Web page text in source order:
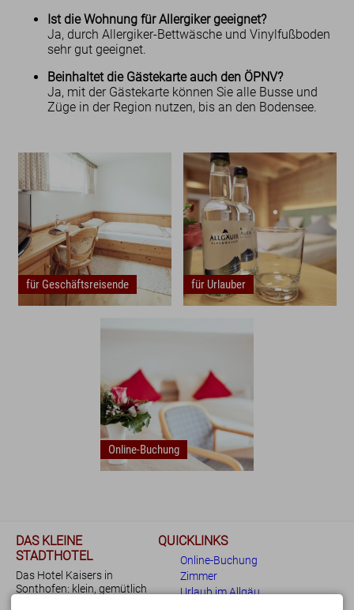
Ist die Wohnung für Allergiker geeignet?
Ja, durch Allergiker-Bettwäsche und Vinylfußboden
sehr gut geeignet.
Beinhaltet die Gästekarte auch den ÖPNV?
Ja, mit der Gästekarte können Sie alle Busse und
Züge in der Region nutzen, bis an den Bodensee.
für Geschäftsreisende für Urlauber
Online-Buchung
DAS KLEINE
STADTHOTEL
Das Hotel Kaisers in
Sonthofen: klein, gemütlich
QUICKLINKS
Online-Buchung
Zimmer
Urlaub im Allgäu